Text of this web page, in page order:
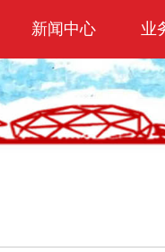
新闻中心 业